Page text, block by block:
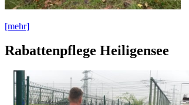
[mehr]
Rabattenpflege Heiligensee